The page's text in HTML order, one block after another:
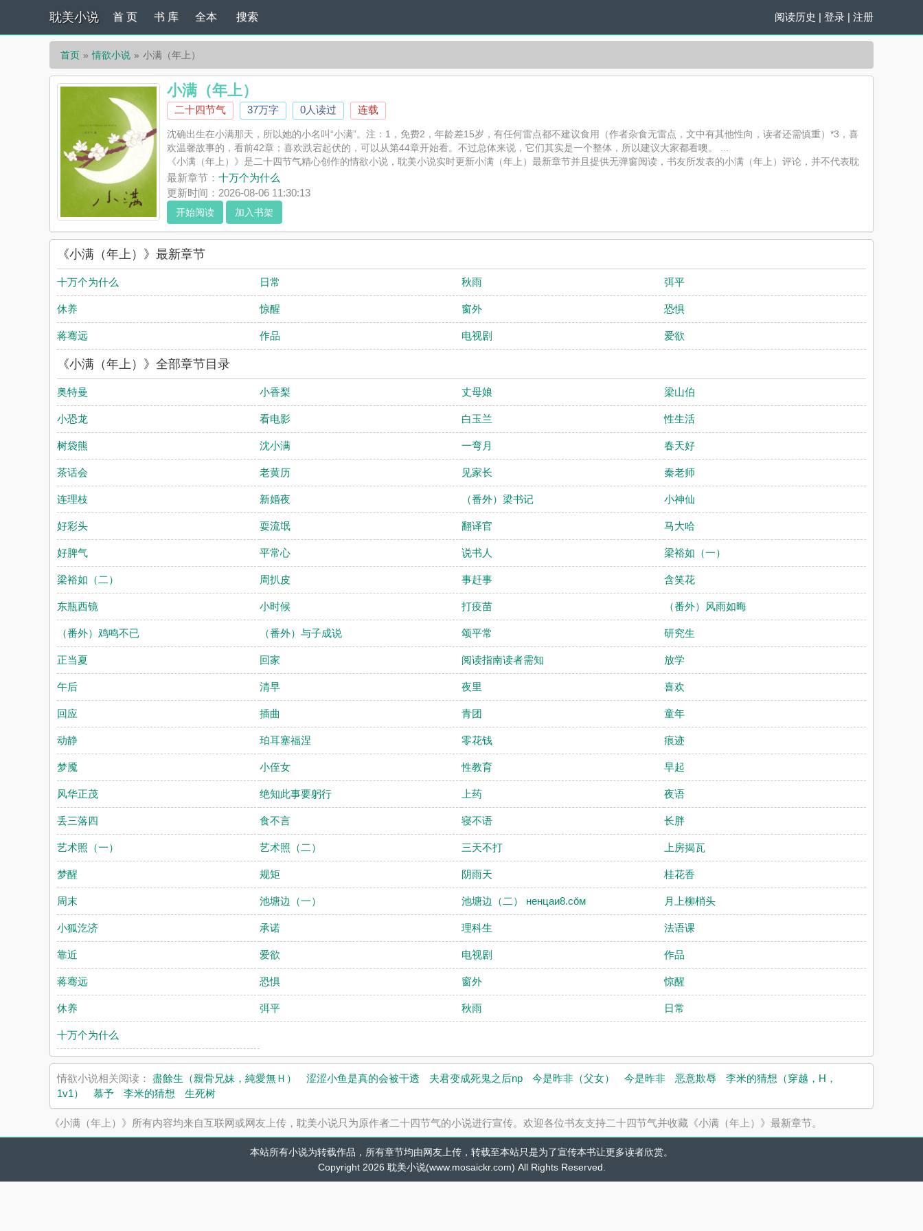
耽美小说 阅读历史 | 登录 | 注册
首 页 书 库 全本 搜索
首页 情欲小说 小满（年上）
小满（年上）
二十四节气 37万字 0人读过 连载
沈确出生在小满那天，所以她的小名叫“小满”。注：1，免费2，年龄差15岁，有任何雷点都不建议食用（作者杂食无雷点，文中有其他性向，读者还需慎重）*3，喜
欢温馨故事的，看前42章；喜欢跌宕起伏的，可以从第44章开始看。不过总体来说，它们其实是一个整体，所以建议大家都看噢。 ...
《小满（年上）》是二十四节气精心创作的情欲小说，耽美小说实时更新小满（年上）最新章节并且提供无弹窗阅读，书友所发表的小满（年上）评论，并不代表耽
美小说赞同或者支持小满（年上）读者的观点。
最新章节： 十万个为什么
更新时间：2026-08-06 11:30:13
开始阅读 加入书架
《小满（年上）》最新章节
十万个为什么 日常 秋雨 弭平
休养 惊醒 窗外 恐惧
蒋骞远 作品 电视剧 爱欲
《小满（年上）》全部章节目录
奥特曼 小香梨 丈母娘 梁山伯
小恐龙 看电影 白玉兰 性生活
树袋熊 沈小满 一弯月 春天好
茶话会 老黄历 见家长 秦老师
连理枝 新婚夜 （番外）梁书记 小神仙
好彩头 耍流氓 翻译官 马大哈
好脾气 平常心 说书人 梁裕如（一）
梁裕如（二） 周扒皮 事赶事 含笑花
东瓶西镜 小时候 打疫苗 （番外）风雨如晦
（番外）鸡鸣不已 （番外）与子成说 颂平常 研究生
正当夏 回家 阅读指南读者需知 放学
午后 清早 夜里 喜欢
回应 插曲 青团 童年
动静 珀耳塞福涅 零花钱 痕迹
梦魇 小侄女 性教育 早起
风华正茂 绝知此事要躬行 上药 夜语
丢三落四 食不言 寝不语 长胖
艺术照（一） 艺术照（二） 三天不打 上房揭瓦
梦醒 规矩 阴雨天 桂花香
周末 池塘边（一） 池塘边（二） нeнцaи8.cǒм 月上柳梢头
小狐汔济 承诺 理科生 法语课
靠近 爱欲 电视剧 作品
蒋骞远 恐惧 窗外 惊醒
休养 弭平 秋雨 日常
十万个为什么
情欲小说相关阅读： 盡餘生（親骨兄妹，純愛無Ｈ） 涩涩小鱼是真的会被干透 夫君变成死鬼之后np 今是昨非（父女） 今是昨非 恶意欺辱
李米的猜想（穿越，H，
1v1）
慕予 李米的猜想 生死树
《小满（年上）》所有内容均来自互联网或网友上传，耽美小说只为原作者二十四节气的小说进行宣传。欢迎各位书友支持二十四节气并收藏《小满（年上）》最新章节。
本站所有小说为转载作品，所有章节均由网友上传，转载至本站只是为了宣传本书让更多读者欣赏。
Copyright 2026 耽美小说(www.mosaickr.com) All Rights Reserved.